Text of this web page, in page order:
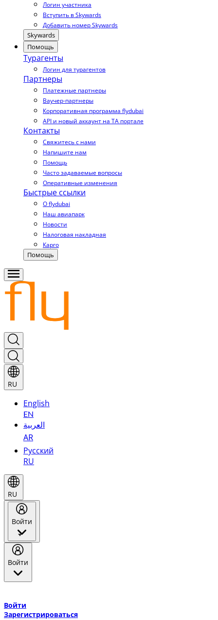
Логин участника
Вступить в Skywards
Добавить номер Skywards
Skywards
Помощь
Турагенты
Логин для турагентов
Партнеры
Платежные партнеры
Ваучер-партнеры
Корпоративная программа flydubai
API и новый аккаунт на TA портале
Контакты
Свяжитесь с нами
Напишите нам
Помощь
Часто задаваемые вопросы
Оперативные изменения
Быстрые ссылки
О flydubai
Наш авиапарк
Новости
Налоговая накладная
Карго
Помощь
RU
English
EN
العربية
AR
Русский
RU
RU
Войти
Войти
Войти
Зарегистрироваться